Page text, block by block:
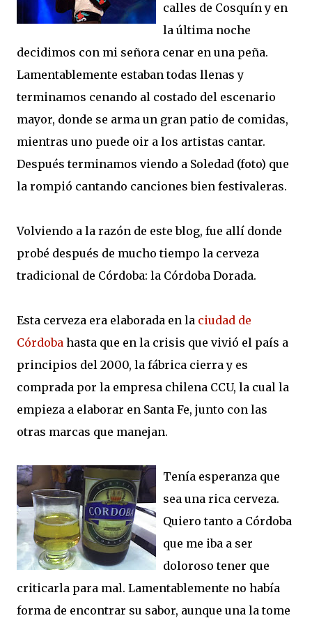
calles de Cosquín y en
la última noche
decidimos con mi señora cenar en una peña.
Lamentablemente estaban todas llenas y
terminamos cenando al costado del escenario
mayor, donde se arma un gran patio de comidas,
mientras uno puede oir a los artistas cantar.
Después terminamos viendo a Soledad (foto) que
la rompió cantando canciones bien festivaleras.
Volviendo a la razón de este blog, fue allí donde
probé después de mucho tiempo la cerveza
tradicional de Córdoba: la Córdoba Dorada.
Esta cerveza era elaborada en la ciudad de
Córdoba hasta que en la crisis que vivió el país a
principios del 2000, la fábrica cierra y es
comprada por la empresa chilena CCU, la cual la
empieza a elaborar en Santa Fe, junto con las
otras marcas que manejan.
Tenía esperanza que
sea una rica cerveza.
Quiero tanto a Córdoba
que me iba a ser
doloroso tener que
criticarla para mal. Lamentablemente no había
forma de encontrar su sabor, aunque una la tome